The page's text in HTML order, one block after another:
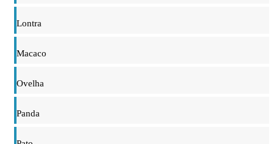
Lontra
Macaco
Ovelha
Panda